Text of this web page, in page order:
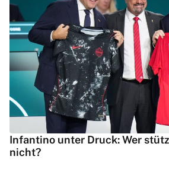
Infantino unter Druck: Wer
nicht?